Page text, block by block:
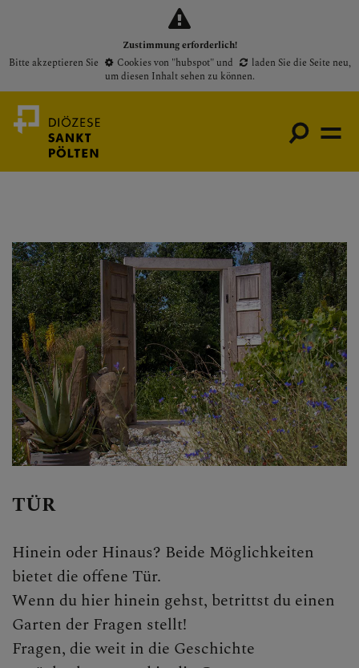
Zustimmung erforderlich!
Bitte akzeptieren Sie
Cookies von "hubspot"und laden Sie die Seite neu,
um diesen Inhalt sehen zu können.
Bischof
Gottesdienste
Pfarren
Presse
Personen
Veranstaltungen
Jobbörse
Pfarrservice
GLAUBEN
ERLEBEN
Pilgern
TÜR
Hinein oder Hinaus? Beide Möglichkeiten
bietet die offene Tür.
Wenn du hier hinein gehst, betrittst du einen
Garten der Fragen stellt!
Fragen, die weit in die Geschichte